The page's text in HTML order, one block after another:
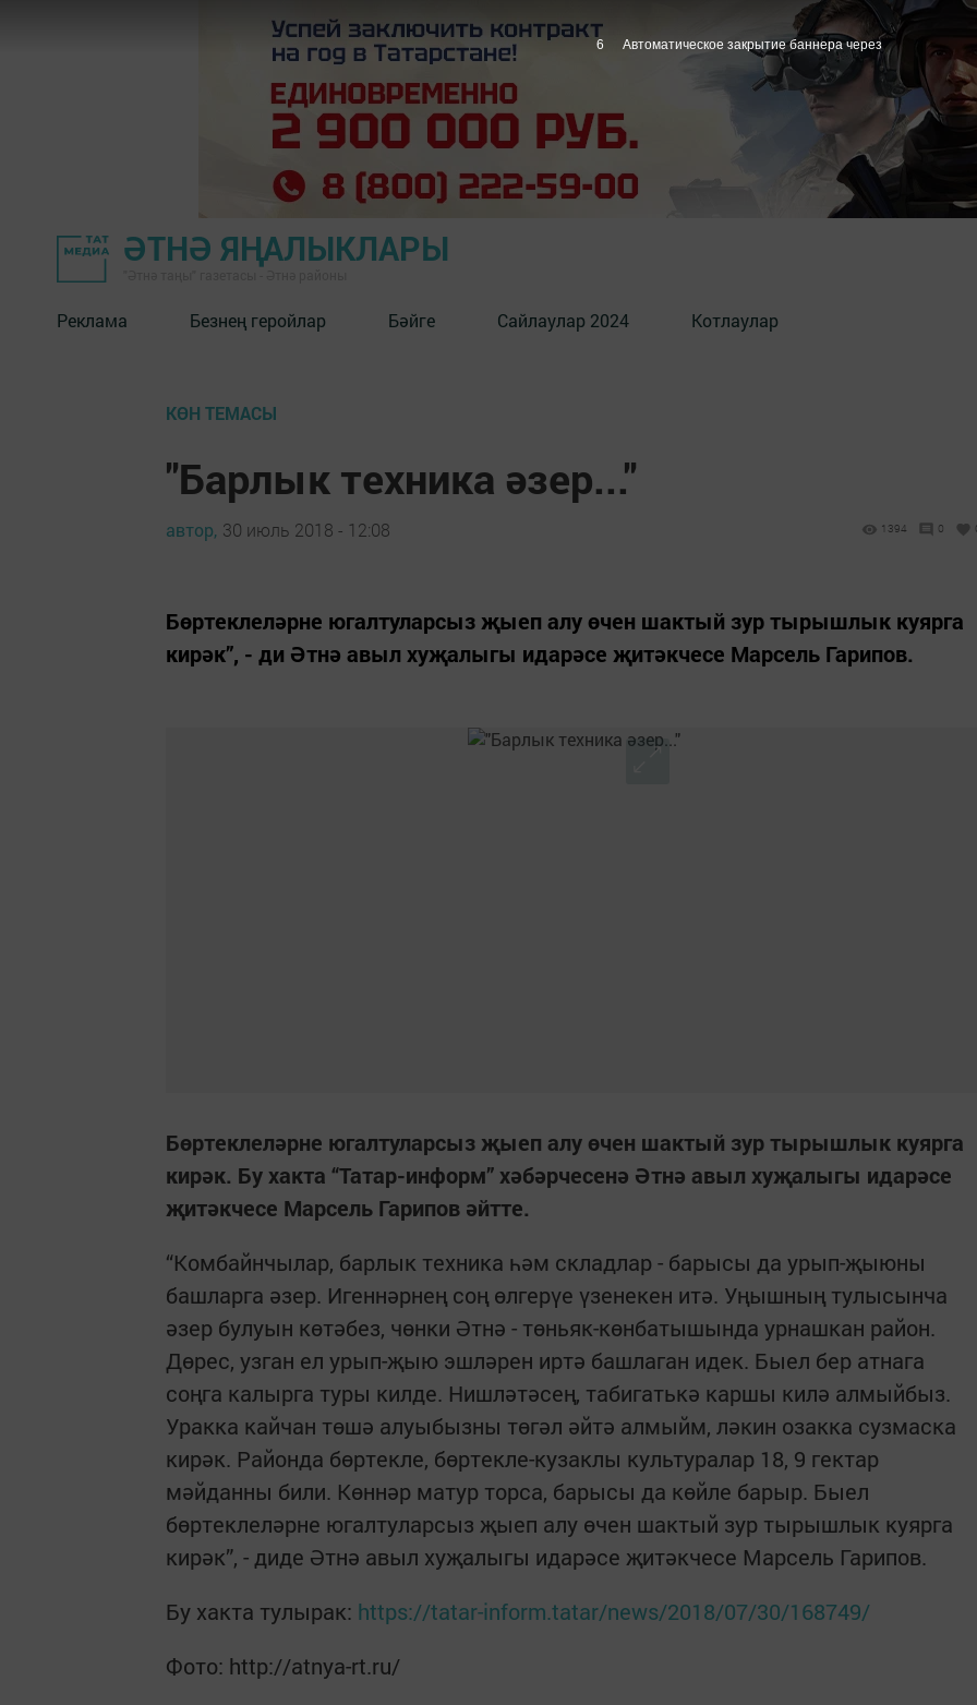
ӘТНӘ ЯҢАЛЫКЛАРЫ
Реклама Безнең геройлар Бәйге Сайлаулар 2024 Котлаулар
КӨН ТЕМАСЫ
"Барлык техника әзер..."
автор, 30 июль 2018 - 12:08 1394 0
Бөртеклеләрне югалтуларсыз җыеп алу өчен шактый зур тырышлык куярга
кирәк”, - ди Әтнә авыл хуҗалыгы идарәсе җитәкчесе Марсель Гарипов.
Бөртеклеләрне югалтуларсыз җыеп алу өчен шактый зур тырышлык куярга
кирәк. Бу хакта “Татар-информ” хәбәрчесенә Әтнә авыл хуҗалыгы идарәсе
җитәкчесе Марсель Гарипов әйтте.
“Комбайнчылар, барлык техника һәм складлар - барысы да урып-җыюны
башларга әзер. Игеннәрнең соң өлгерүе үзенекен итә. Уңышның тулысынча
әзер булуын көтәбез, чөнки Әтнә - төньяк-көнбатышында урнашкан район.
Дөрес, узган ел урып-җыю эшләрен иртә башлаган идек. Быел бер атнага
соңга калырга туры килде. Нишләтәсең, табигатькә каршы килә алмыйбыз.
Уракка кайчан төшә алуыбызны төгәл әйтә алмыйм, ләкин озакка сузмаска
кирәк. Районда бөртекле, бөртекле-кузаклы культуралар 18, 9 гектар
мәйданны били. Көннәр матур торса, барысы да көйле барыр. Быел
бөртеклеләрне югалтуларсыз җыеп алу өчен шактый зур тырышлык куярга
кирәк”, - диде Әтнә авыл хуҗалыгы идарәсе җитәкчесе Марсель Гарипов.
Бу хакта тулырак: https://tatar-inform.tatar/news/2018/07/30/168749/
Фото: http://atnya-rt.ru/
5 Автоматическое закрытие баннера через